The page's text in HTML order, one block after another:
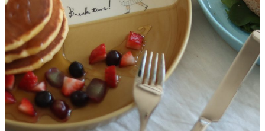
」
ー
ズ
に
待
望
新
作
登
場